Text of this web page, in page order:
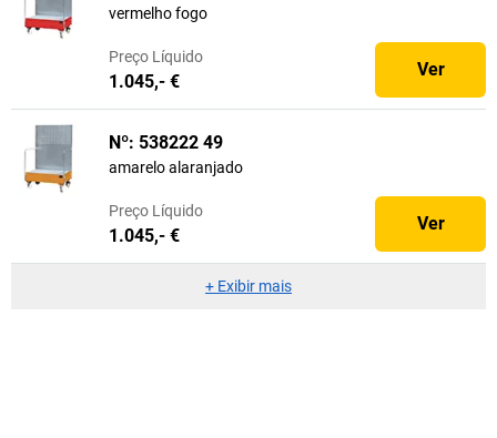
vermelho fogo
Preço Líquido
1.045,- €
Ver
Nº: 538222 49
amarelo alaranjado
Preço Líquido
1.045,- €
Ver
+ Exibir mais